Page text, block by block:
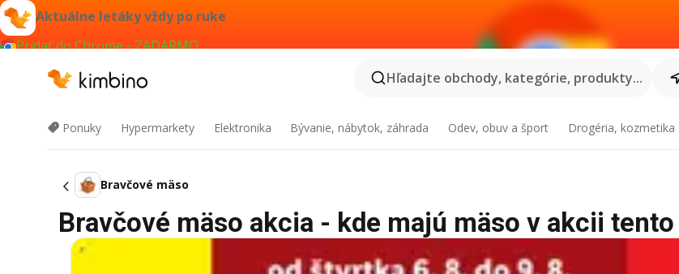
Aktuálne letáky vždy po ruke
Pridať do Chrome - ZADARMO
Hľadajte obchody, kategórie, produkty...
Ponuky Hypermarkety Elektronika Bývanie, nábytok, záhrada Odev, obuv a šport Drogéria, kozmetika
Bravčové mäso
Bravčové mäso akcia - kde majú mäso v akcii